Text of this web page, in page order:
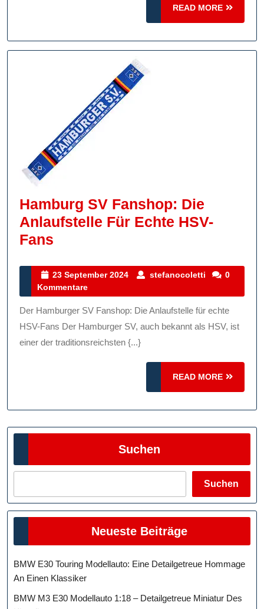
Verein
Jedem
READ MORE
READ
MORE
Hamburg SV Fanshop: Die
Anlaufstelle Für Echte HSV-
Fans
Fanshop:
Die
Anlaufstelle
Für
Echte
23 September 2024
23
2024
stefanocoletti stefanocoletti
0
Kommentare
Der Hamburger SV Fanshop: Die Anlaufstelle für echte
HSV-Fans Der Hamburger SV, auch bekannt als HSV, ist
einer der traditionsreichsten {...}
READ MORE
READ
MORE
Suchen
Suchen
Neueste Beiträge
BMW E30 Touring Modellauto: Eine Detailgetreue Hommage
An Einen Klassiker
BMW M3 E30 Modellauto 1:18 – Detailgetreue Miniatur Des